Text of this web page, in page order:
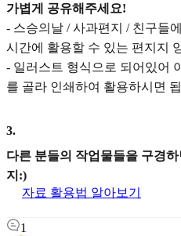
가볍게 공유해주세요!
- 스승의날 / 사과편지 / 친구들
시간에 활용할 수 있는 편지지
- 일러스트 형식으로 되어있어
를 골라 인쇄하여 활용하시면
3.
다른 분들의 작업물들을 구경
지:)
자료 활용법 알아보기
1